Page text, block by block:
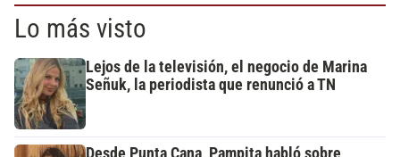
Lo más visto
Lejos de la televisión, el negocio de Marina
Señuk, la periodista que renunció a TN
Desde Punta Cana, Pampita habló sobre